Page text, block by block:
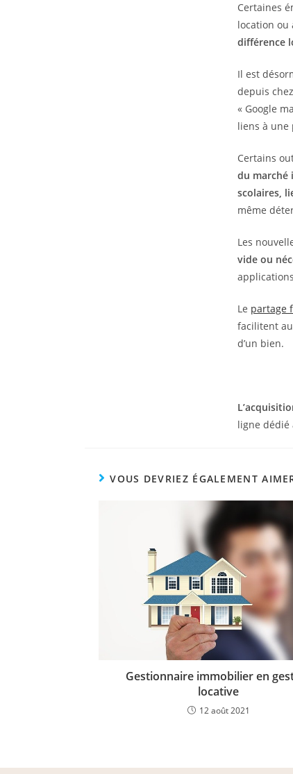
Certaines
location ou
différence
Il est
depuis
« Google
liens à une
Certains
du marché
scolaires,
même
Les
vide ou
Le partage
facilitent
d’un bien.
ligne dédié
VOUS DEVRIEZ ÉGALEMENT
Gestionnaire immobilier en
locative
12 août 2021